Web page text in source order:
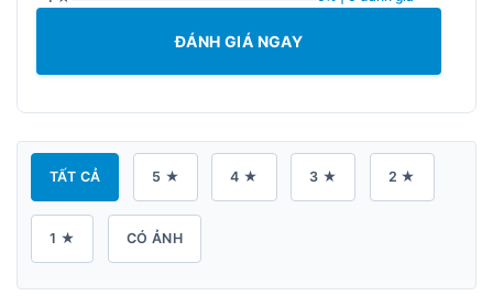
ĐÁNH GIÁ NGAY
TẤT CẢ 5 ★ 4 ★ 3 ★ 2 ★
1 ★ CÓ ẢNH